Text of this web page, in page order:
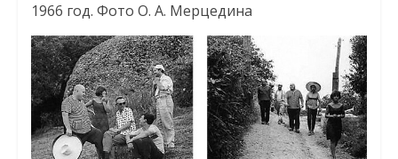
1966 год. Фото О. А. Мерцедина